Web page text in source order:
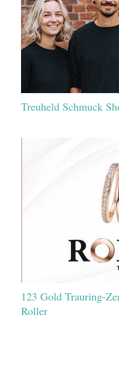
Treuheld Schmuck
123 Gold Trauring-
Roller